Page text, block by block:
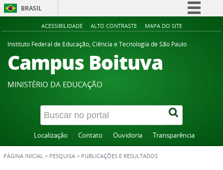
BRASIL
Simplifique!
Comunica BR
Acesso à informação
Canais
ACESSIBILIDADE ALTO CONTRASTE MAPA DO SITE
Instituto Federal de Educação, Ciência e Tecnologia de São Paulo
Campus Boituva
MINISTÉRIO DA EDUCAÇÃO
Localização Contato Ouvidoria Transparência
PÁGINA INICIAL > PESQUISA > PUBLICAÇÕES E RESULTADOS